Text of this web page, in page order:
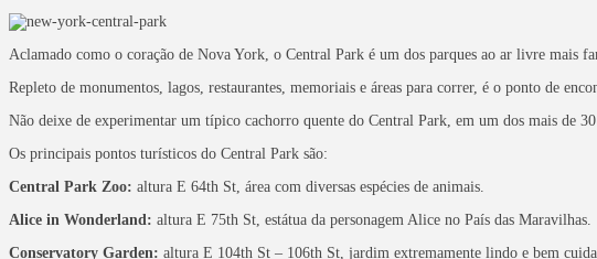
Aclamado como o coração de Nova York, o Central Park é um dos parques ao ar livre mais
Repleto de monumentos, lagos, restaurantes, memoriais e áreas para correr, é o ponto de
Não deixe de experimentar um típico cachorro quente do Central Park, em um dos mais de
Os principais pontos turísticos do Central Park são:
Central Park Zoo: altura E 64th St, área com diversas espécies de animais.
Alice in Wonderland: altura E 75th St, estátua da personagem Alice no País das Maravilhas.
Conservatory Garden: altura E 104th St – 106th St, jardim extremamente lindo e bem